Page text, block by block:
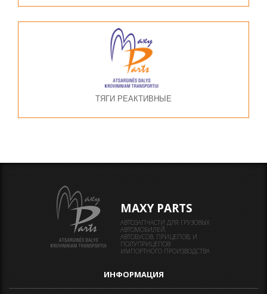
ТЯГИ РЕАКТИВНЫЕ
MAXY PARTS
АВТОЗАПЧАСТИ ДЛЯ ГРУЗОВЫХ
АВТОМОБИЛЕЙ,
АВТОБУСОВ, ПРИЦЕПОВ, И
ПОЛУПРИЦЕПОВ
ИМПОРТНОГО ПРОИЗВОДСТВА
ИНФОРМАЦИЯ